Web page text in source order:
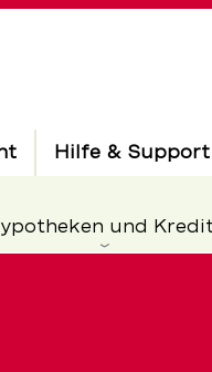
und
Hilfe & Support